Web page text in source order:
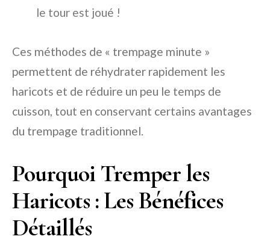
le tour est joué !
Ces méthodes de « trempage minute »
permettent de réhydrater rapidement les
haricots et de réduire un peu le temps de
cuisson, tout en conservant certains avantages
du trempage traditionnel.
Pourquoi Tremper les
Haricots : Les Bénéfices
Détaillés